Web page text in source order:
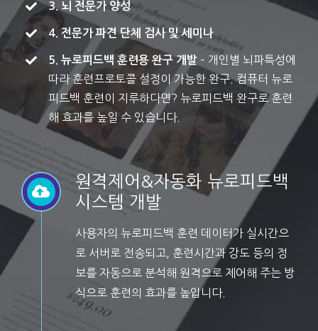
3. 뇌 전문가 양성
4. 전문가 파견 단체 검사 및 세미나
5. 뉴로피드백 훈련용 완구 개발 – 개인별 뇌파특성에
따라 훈련프로토콜 설정이 가능한 완구. 컴퓨터 뉴로
피드백 훈련이 지루하다면? 뉴로피드백 완구로 훈련
해 효과를 높일 수 있습니다.
원격제어&자동화 뉴로피드백
시스템 개발
사용자의 뉴로피드백 훈련 데이터가 실시간으
로 서버로 전송되고, 훈련시간과 강도 등의 정
보를 자동으로 분석해 원격으로 제어해 주는 방
식으로 훈련의 효과를 높입니다.